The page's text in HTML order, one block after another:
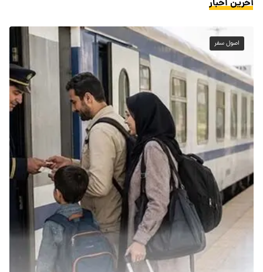
آخرین اخبار
اصول سفر